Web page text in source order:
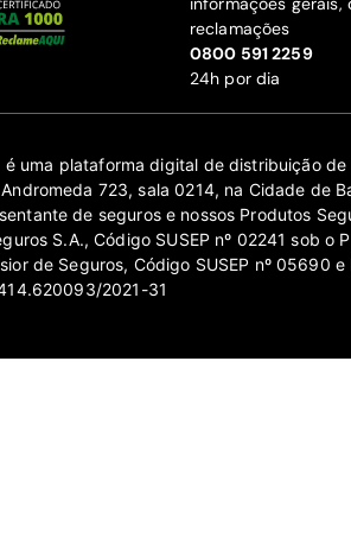
reclamações
‍0800 591 2259
24h por dia
uma plataforma digital de distribuição de
723, sala 0214, na Cidade de
de seguros e nossos Produtos
S.A., Código SUSEP nº 02241 sob o
de Seguros, Código SUSEP nº 05690 e
2021-31